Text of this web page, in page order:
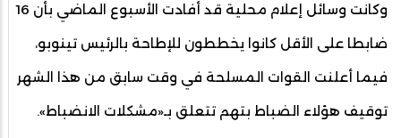
وكانت وسائل إعلام محلية قد أفادت الأسبوع الماضي بأن 16
ضابطا على الأقل كانوا يخططون للإطاحة بالرئيس تينوبو،
فيما أعلنت القوات المسلحة في وقت سابق من هذا الشهر
توقيف هؤلاء الضباط بتهم تتعلق بـ«مشكلات الانضباط».